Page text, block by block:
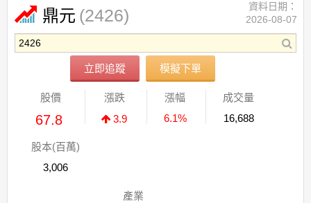
鼎元 (2426)
立即追蹤 模擬下單
資料日期：
2026-08-07
股價
67.8
漲跌
3.9
漲幅
6.1%
成交量
16,688
股本(百萬)
3,006
產業